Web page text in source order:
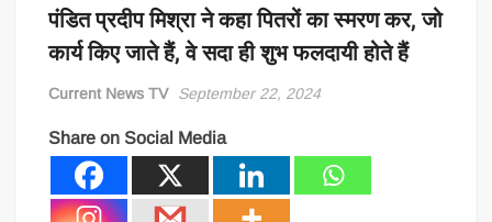
पंडित प्रदीप मिश्रा ने कहा पितरों का स्मरण कर, जो
कार्य किए जाते हैं, वे सदा ही शुभ फलदायी होते हैं
Current News TV September 22, 2024
Share on Social Media